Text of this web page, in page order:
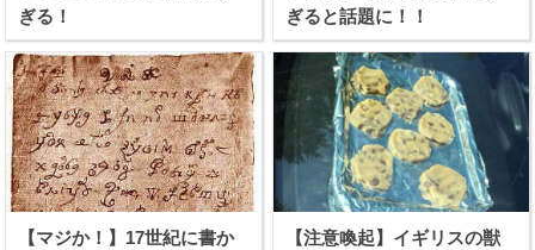
ぎる！
ぎると話題に！！
【マジか！】17世紀に書か
【注意喚起】イギリスの獣